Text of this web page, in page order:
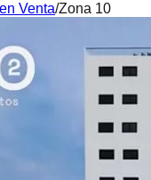
en Venta/Zona 10